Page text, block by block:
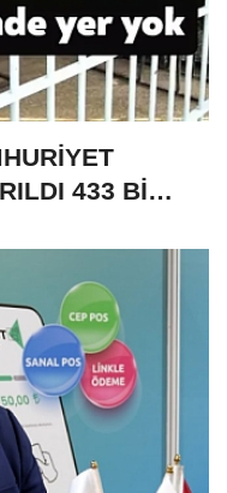
433 BİN